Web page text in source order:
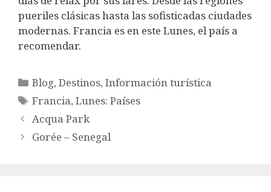
pueriles clásicas hasta las sofisticadas ciudades
modernas. Francia es en este Lunes, el país a
recomendar.
Categorías
Blog,Destinos,Información turística
Etiquetas
Francia,Lunes: Países
Acqua Park
Gorée – Senegal